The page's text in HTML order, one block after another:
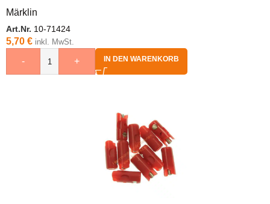
Märklin
Art.Nr. 10-71424
5,70 € inkl. MwSt.
- + IN DEN WARENKORB